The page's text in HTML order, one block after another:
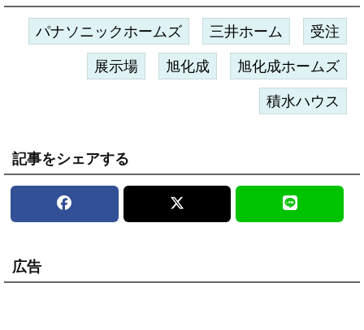
パナソニックホームズ 三井ホーム 受注
展示場 旭化成 旭化成ホームズ
積水ハウス
記事をシェアする
広告